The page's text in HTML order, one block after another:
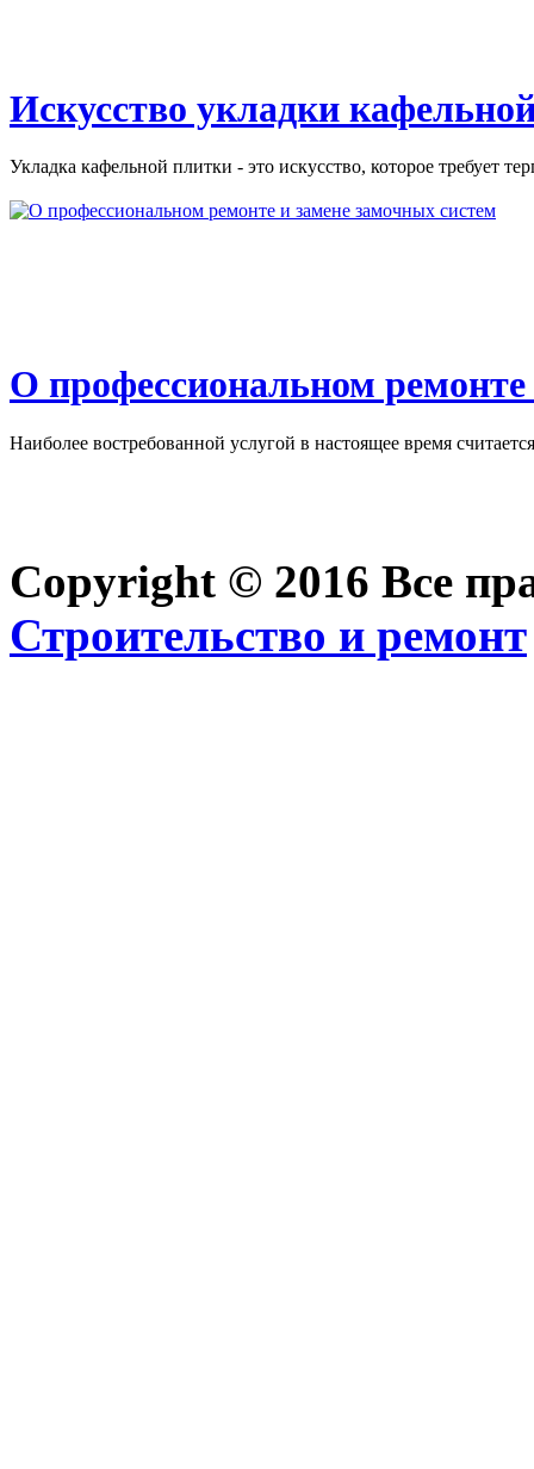
Искусство укладки
Укладка кафельной плитки - это искусство, которое требует
О профессиональном
Наиболее востребованной услугой в настоящее время
Copyright © 2016 Все
Строительство и ремонт